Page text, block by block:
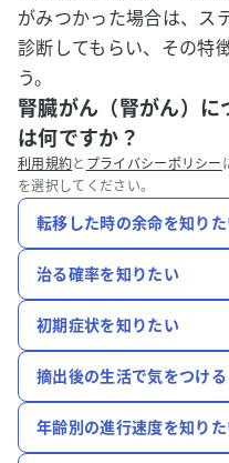
がみつかった場合は、ス
診断してもらい、その特
う。
腎臓がん（腎がん）に
は何ですか？
利用規約と プライバシーポリシー
を選択してください。
転移した時の余命を知りた
治る確率を知りたい
初期症状を知りたい
摘出後の生活で気をつけ
年齢別の進行速度を知りた